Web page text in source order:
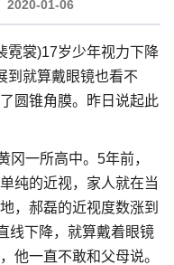
2020-01-06
霓裳)17岁少年视力下降
到就算戴眼镜也看不
圆锥角膜。昨日说起此
冈一所高中。5年前，
纯的近视，家人就在当
，郝磊的近视度数涨到
线下降，就算戴着眼镜
他一直不敢和父母说。